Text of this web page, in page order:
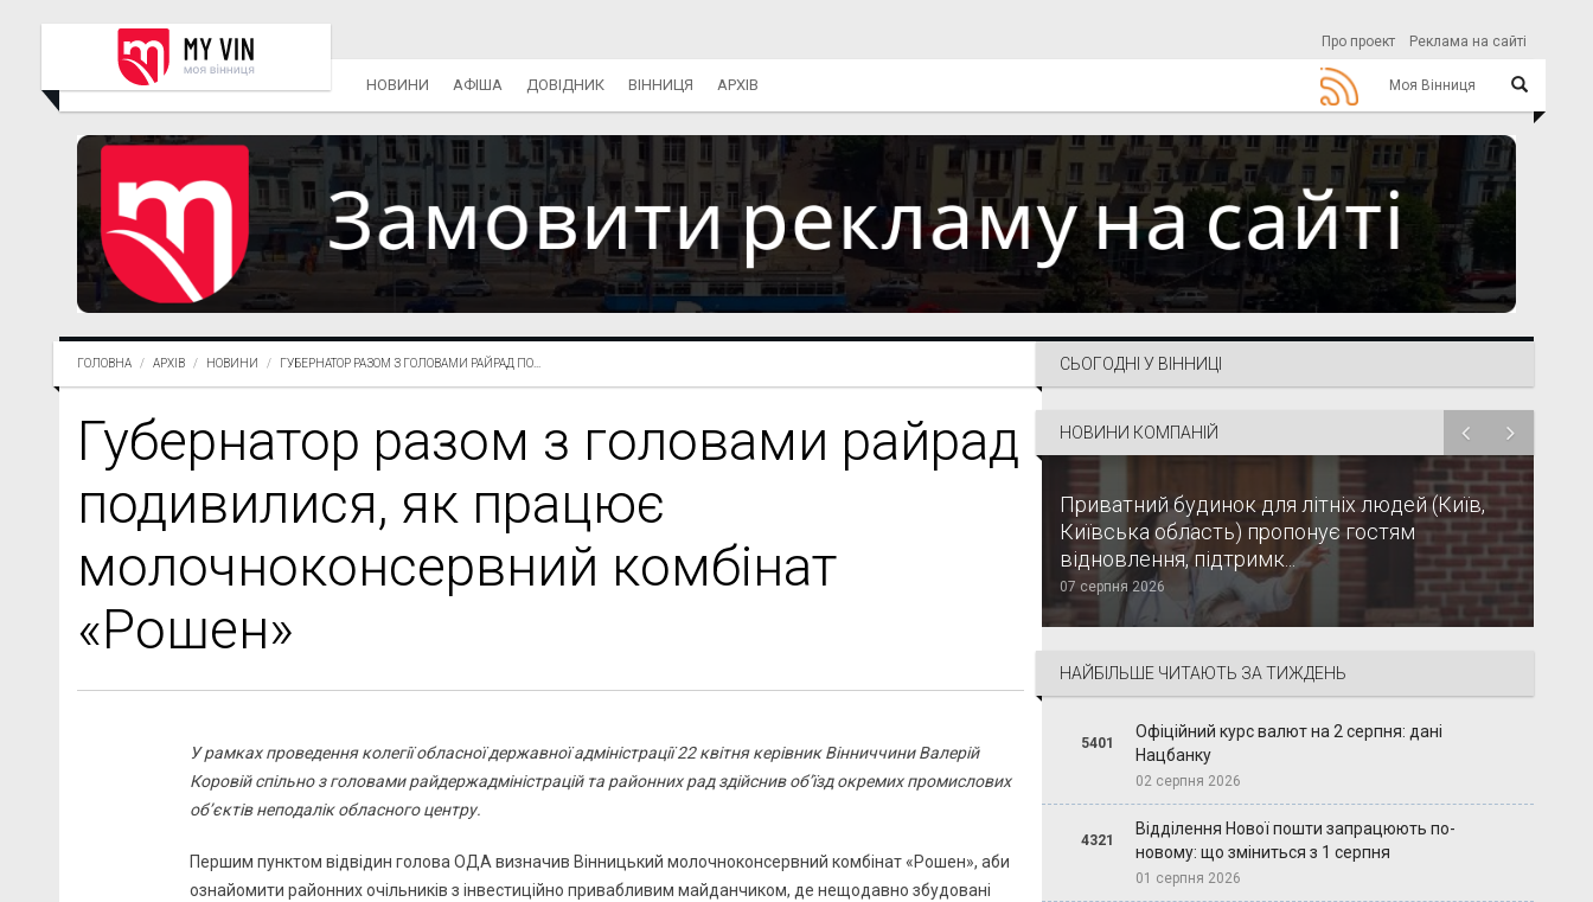
Про проект Реклама на сайті
Моя Вінниця
НОВИНИ АФІША ДОВІДНИК ВІННИЦЯ АРХІВ
ГОЛОВНА АРХІВ НОВИНИ ГУБЕРНАТОР РАЗОМ З ГОЛОВАМИ РАЙРАД ПО...
Губернатор разом з головами райрад
подивилися, як працює
молочноконсервний комбінат
«Рошен»
У рамках проведення колегії обласної державної адміністрації 22 квітня керівник Вінниччини Валерій
Коровій спільно з головами райдержадміністрацій та районних рад здійснив об’їзд окремих промислових
об’єктів неподалік обласного центру.
Першим пунктом відвідин голова ОДА визначив Вінницький молочноконсервний комбінат «Рошен», аби
ознайомити районних очільників з інвестиційно привабливим майданчиком, де нещодавно збудовані
СЬОГОДНІ У ВІННИЦІ
НОВИНИ КОМПАНІЙ
Приватний будинок для літніх людей (Київ,
Київська область) пропонує гостям
відновлення, підтримк...
07 серпня 2026
НАЙБІЛЬШЕ ЧИТАЮТЬ ЗА ТИЖДЕНЬ
5401
Офіційний курс валют на 2 серпня: дані
Нацбанку
02 серпня 2026
4321
Відділення Нової пошти запрацюють по-
новому: що зміниться з 1 серпня
01 серпня 2026